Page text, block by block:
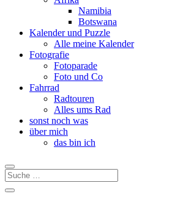
Namibia
Botswana
Kalender und Puzzle
Alle meine Kalender
Fotografie
Fotoparade
Foto und Co
Fahrrad
Radtouren
Alles ums Rad
sonst noch was
über mich
das bin ich